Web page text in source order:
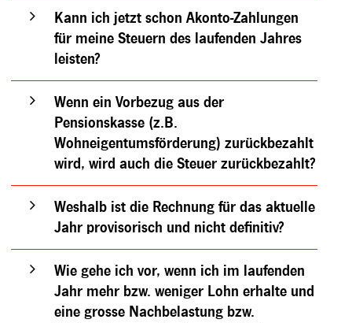
Kann ich jetzt schon Akonto-Zahlungen
für meine Steuern des laufenden Jahres
leisten?
Wenn ein Vorbezug aus der
Pensionskasse (z.B.
Wohneigentumsförderung) zurückbezahlt
wird, wird auch die Steuer zurückbezahlt?
Weshalb ist die Rechnung für das aktuelle
Jahr provisorisch und nicht definitiv?
Wie gehe ich vor, wenn ich im laufenden
Jahr mehr bzw. weniger Lohn erhalte und
eine grosse Nachbelastung bzw.